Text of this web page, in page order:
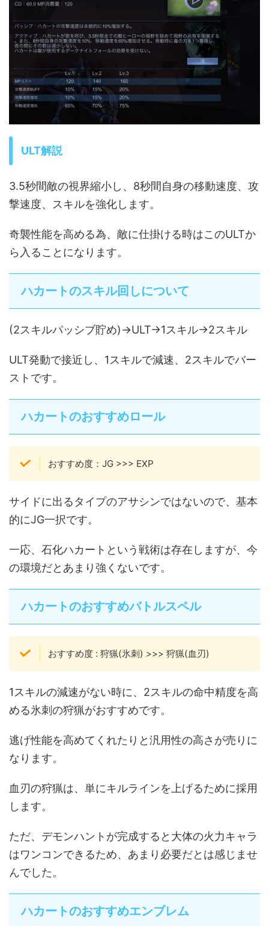
ULT解説
3.5秒間敵の視界縮小し、8秒間自身の移動速度、攻
撃速度、スキルを強化します。
奇襲性能を高める為、敵に仕掛ける時はこのULTか
ら入ることになります。
ハカートのスキル回しについて
(2スキルパッシブ貯め)→ULT→1スキル→2スキル
ULT発動で接近し、1スキルで減速、2スキルでバー
ストです。
ハカートのおすすめロール
おすすめ度： JG >>> EXP
サイドに出るタイプのアサシンではないので、基本
的にJG一択です。
一応、石化ハカートという戦術は存在しますが、今
の環境だとあまり強くないです。
ハカートのおすすめバトルスペル
おすすめ度: 狩猟(氷刺) >>> 狩猟(血刃)
1スキルの減速がない時に、2スキルの命中精度を高
める氷刺の狩猟がおすすめです。
逃げ性能を高めてくれたりと汎用性の高さが売りに
なります。
血刃の狩猟は、単にキルラインを上げるために採用
します。
ただ、デモンハントが完成すると大体の火力キャラ
はワンコンできるため、あまり必要だとは感じませ
んでした。
ハカートのおすすめエンブレム